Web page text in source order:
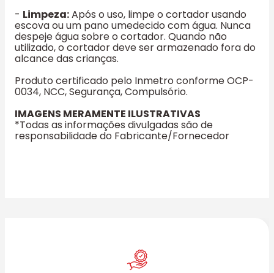
- Limpeza:Após o uso, limpe o cortador usando
escova ou um pano umedecido com água. Nunca
despeje água sobre o cortador. Quando não
utilizado, o cortador deve ser armazenado fora do
alcance das crianças.
Produto certificado pelo Inmetro conforme OCP-
0034, NCC, Segurança, Compulsório.
IMAGENS MERAMENTE ILUSTRATIVAS
*Todas as informações divulgadas são de
responsabilidade do Fabricante/Fornecedor